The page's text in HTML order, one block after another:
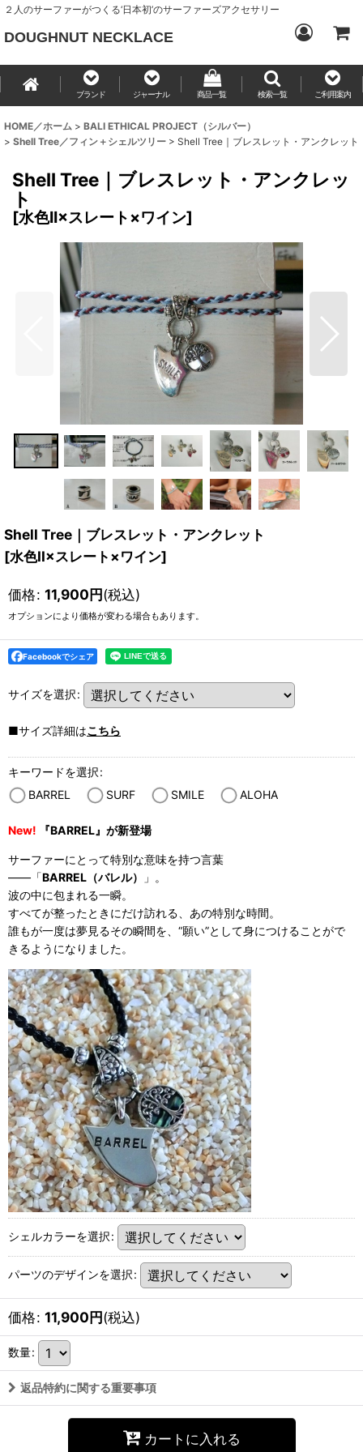
２人のサーファーがつくる‘日本初’のサーファーズアクセサリー
DOUGHNUT NECKLACE
ブランド ジャーナル 商品一覧 検索一覧 ご利用案内
HOME／ホーム > BALI ETHICAL PROJECT（シルバー）
> Shell Tree／フィン＋シェルツリー > Shell Tree｜ブレスレット・アンクレット
Shell Tree｜ブレスレット・アンクレッ
ト
[水色II×スレート×ワイン]
Shell Tree｜ブレスレット・アンクレット
[水色II×スレート×ワイン]
価格: 11,900円(税込)
オプションにより価格が変わる場合もあります。
Facebookでシェア
サイズを選択:
■サイズ詳細はこちら
キーワードを選択:
BARREL
SURF SMILE ALOHA
New! 『BARREL』が新登場
サーファーにとって特別な意味を持つ言葉
——「BARREL（バレル）
」。
波の中に包まれる一瞬。
すべてが整ったときにだけ訪れる、あの特別な時間。
誰もが一度は夢見るその瞬間を、“願い”として身につけることがで
きるようになりました。
シェルカラーを選択:
パーツのデザインを選択:
価格: 11,900円(税込)
数量:
返品特約に関する重要事項
カートに入れる